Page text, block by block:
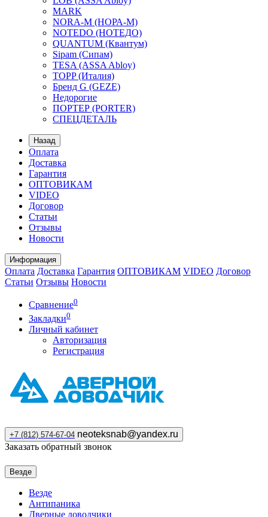
MARK
NORA-M (НОРА-М)
NOTEDO (НОТЕДО)
QUANTUM (Квантум)
Sipam (Сипам)
TESA (ASSA Abloy)
TOPP (Италия)
Бренд G (GEZE)
Недорогие
ПОРТЕР (PORTER)
СПЕЦДЕТАЛЬ
Назад
Оплата
Доставка
Гарантия
ОПТОВИКАМ
VIDEO
Договор
Статьи
Отзывы
Новости
Информация
Оплата Доставка Гарантия ОПТОВИКАМ VIDEO Договор
Статьи Отзывы Новости
Сравнение0
Закладки0
Личный кабинет
Авторизация
Регистрация
+7 (812) 574-67-04 neoteksnab@yandex.ru
Заказать обратный звонок
Везде
Везде
Антипаника
Дверные доводчики